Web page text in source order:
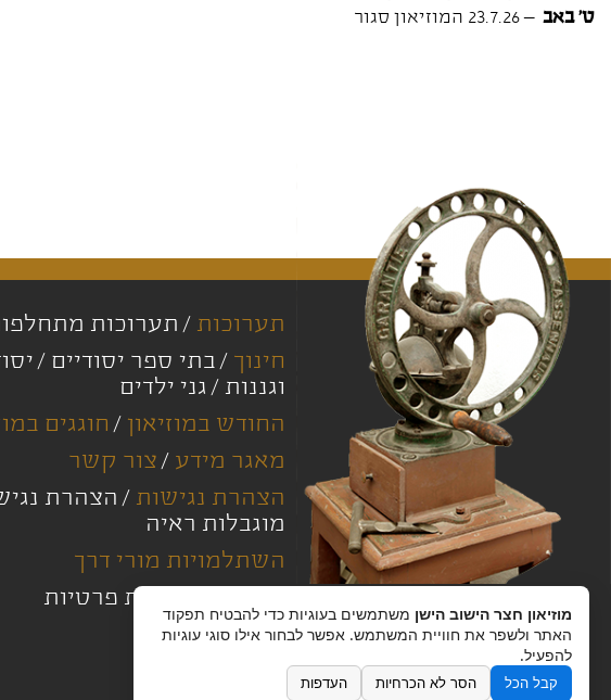
ט' באב– 23.7.26 המוזיאון סגור
תערוכות תערוכות
חינוך
בתי ספר יסודיים
וגננות
גני ילדים
החודש במוזיאון
חוגגים
מאגר מידע
צור קשר
הצהרת נגישות
הצהרת
מוגבלות ראיה
השתלמויות מורי דרך
מדיניות פרטיות
מוזיאון חצר הישוב הישן משתמשים בעוגיות כדי להבטיח תפקוד
האתר ולשפר את חוויית המשתמש. אפשר לבחור אילו סוגי עוגיות
להפעיל.
קבל הכל הסר לא הכרחיות העדפות